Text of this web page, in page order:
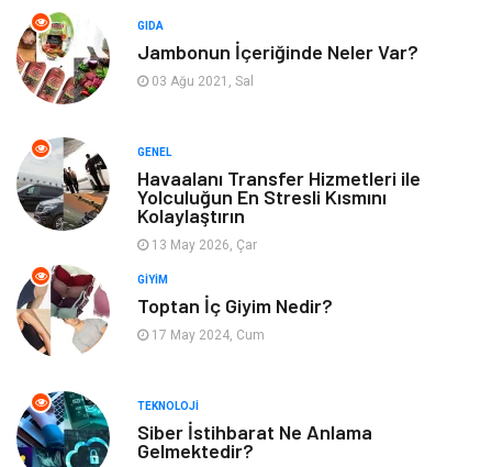
Moda
Emlak Spor
Genel Kültür Tatil
İnternet
Gayrimenkul
Astroloji Müzik
Ev İşleri
Sigorta
GIDA
Jambonun İçeriğinde Neler Var?
03 Ağu 2021, Sal
GENEL
Havaalanı Transfer Hizmetleri ile
Yolculuğun En Stresli Kısmını
Kolaylaştırın
13 May 2026, Çar
GIYIM
Toptan İç Giyim Nedir?
17 May 2024, Cum
TEKNOLOJI
Siber İstihbarat Ne Anlama
Gelmektedir?